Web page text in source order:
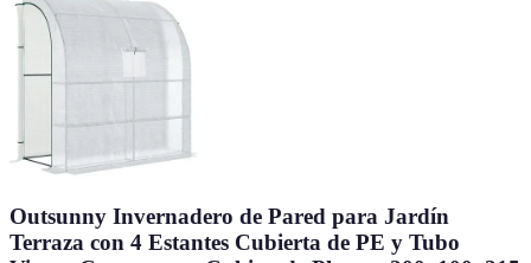
Outsunny Invernadero de Pared para Jardín
Terraza con 4 Estantes Cubierta de PE y Tubo